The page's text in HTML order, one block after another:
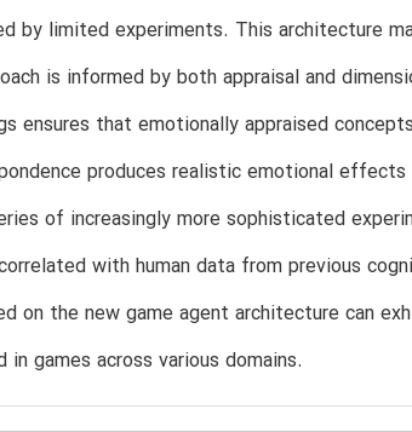
by limited experiments. This architecture
is informed by both appraisal and
ensures that emotionally appraised
produces realistic emotional
of increasingly more sophisticated
with human data from previous
on the new game agent architecture can
in games across various domains.